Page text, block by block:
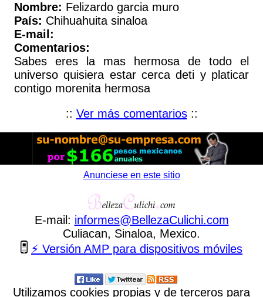
Nombre: Felizardo garcia muro
País: Chihuahuita sinaloa
E-mail:
Comentarios:
Sabes eres la mas hermosa de todo el
universo quisiera estar cerca deti y platicar
contigo morenita hermosa
:: Ver más comentarios::
Anunciese en este sitio
E-mail: informes@BellezaCulichi.com
Culiacan, Sinaloa, Mexico.
⚡ Versión AMP para dispositivos móviles
Utilizamos cookies propias y de terceros para